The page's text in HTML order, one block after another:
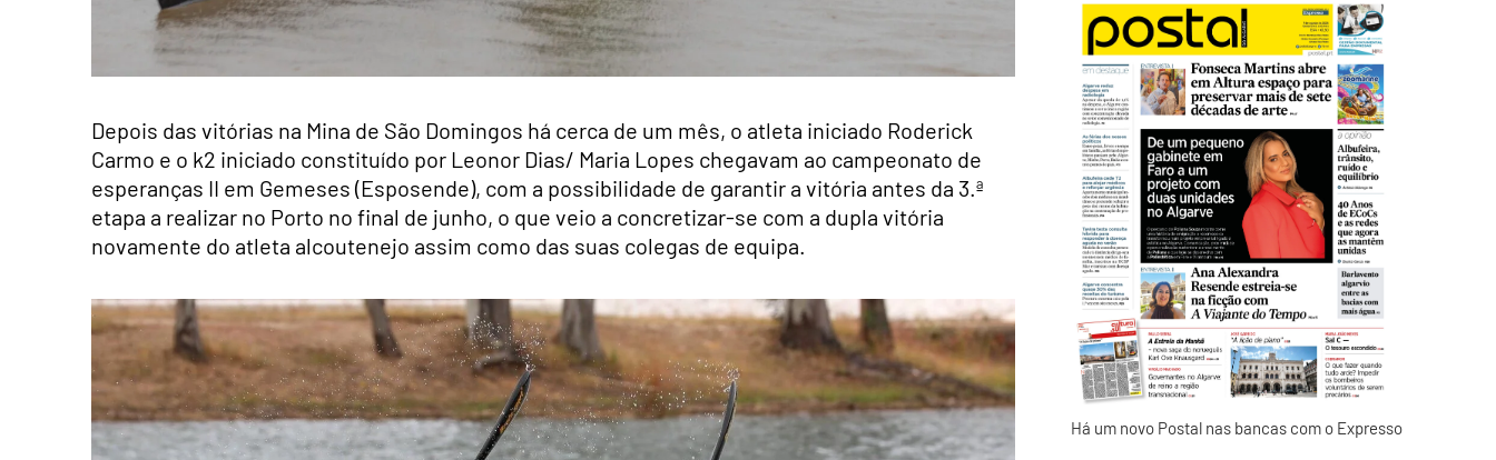
Depois das vitórias na Mina de São Domingos há cerca de um mês, o atleta iniciado Roderick
Carmo e o k2 iniciado constituído por Leonor Dias/ Maria Lopes chegavam ao campeonato de
esperanças II em Gemeses (Esposende), com a possibilidade de garantir a vitória antes da 3.ª
etapa a realizar no Porto no final de junho, o que veio a concretizar-se com a dupla vitória
novamente do atleta alcoutenejo assim como das suas colegas de equipa.
Há um novo Postal nas bancas com o Expresso